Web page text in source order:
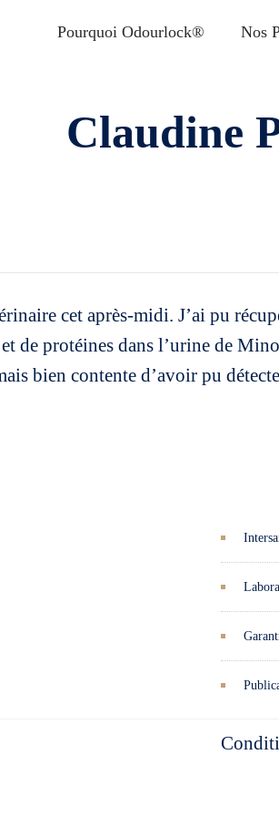
Pourquoi Odourlock® Nos
Claudine
cet après-midi. J’ai pu
de protéines dans l’urine de
bien contente d’avoir pu